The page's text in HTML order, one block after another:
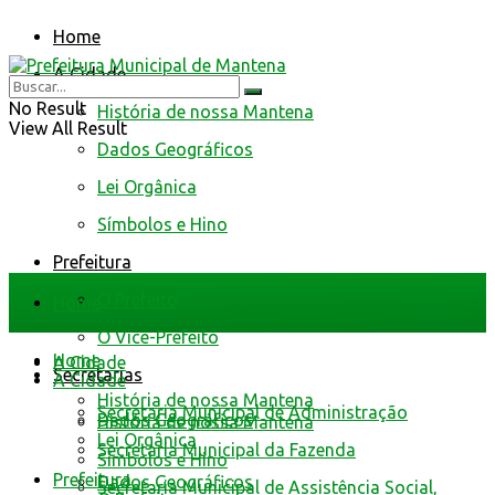
Home
A Cidade
História de nossa Mantena
Dados Geográficos
Lei Orgânica
Símbolos e Hino
Prefeitura
O Vice-Prefeito
Secretarias
Secretaria Municipal de Administração
Secretaria Municipal da Fazenda
Secretaria Municipal de Assistência Social,
No Result
View All Result
Home
A Cidade
História de nossa Mantena
Dados Geográficos
Home
A Cidade
História de nossa Mantena
Dados Geográficos
Lei Orgânica
Símbolos e Hino
Prefeitura